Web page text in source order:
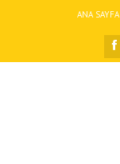
ANA SAYFA